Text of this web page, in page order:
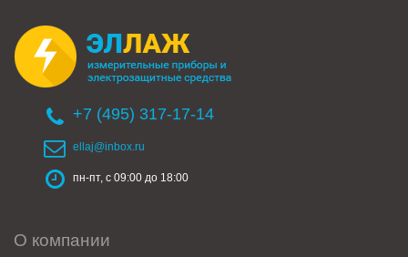
+7 (495) 317-17-14
ellaj@inbox.ru
пн-пт, с 09:00 до 18:00
О компании